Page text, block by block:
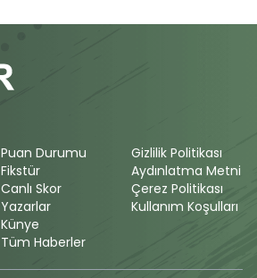
Puan Durumu
Fikstür
Canlı Skor
Yazarlar
Künye
Tüm Haberler
Gizlilik Politikası
Aydınlatma Metni
Çerez Politikası
Kullanım Koşulları